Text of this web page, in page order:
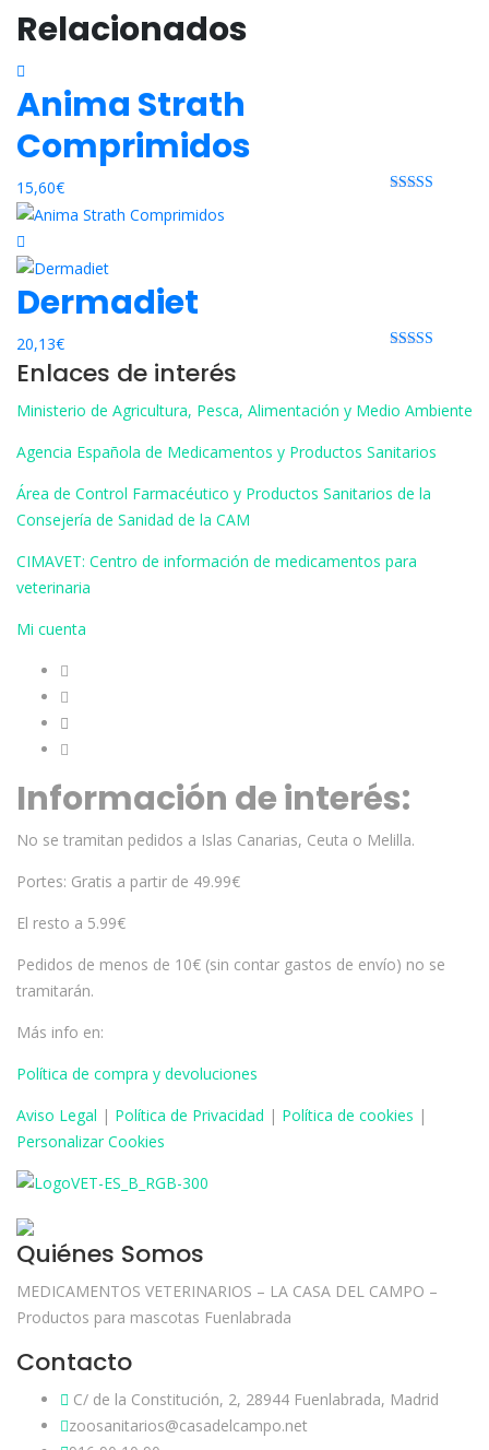
Relacionados
Anima Strath
Comprimidos
15,60€
Dermadiet
20,13€
Enlaces de interés
Ministerio de Agricultura, Pesca, Alimentación y Medio Ambiente
Agencia Española de Medicamentos y Productos Sanitarios
Área de Control Farmacéutico y Productos Sanitarios de la
Consejería de Sanidad de la CAM
CIMAVET: Centro de información de medicamentos para
veterinaria
Mi cuenta
Información de interés:
No se tramitan pedidos a Islas Canarias, Ceuta o Melilla.
Portes: Gratis a partir de 49.99€
El resto a 5.99€
Pedidos de menos de 10€ (sin contar gastos de envío) no se
tramitarán.
Más info en:
Política de compra y devoluciones
Aviso Legal | Política de Privacidad | Política de cookies |
Personalizar Cookies
Quiénes Somos
MEDICAMENTOS VETERINARIOS – LA CASA DEL CAMPO –
Productos para mascotas Fuenlabrada
Contacto
C/ de la Constitución, 2, 28944 Fuenlabrada, Madrid
zoosanitarios@casadelcampo.net